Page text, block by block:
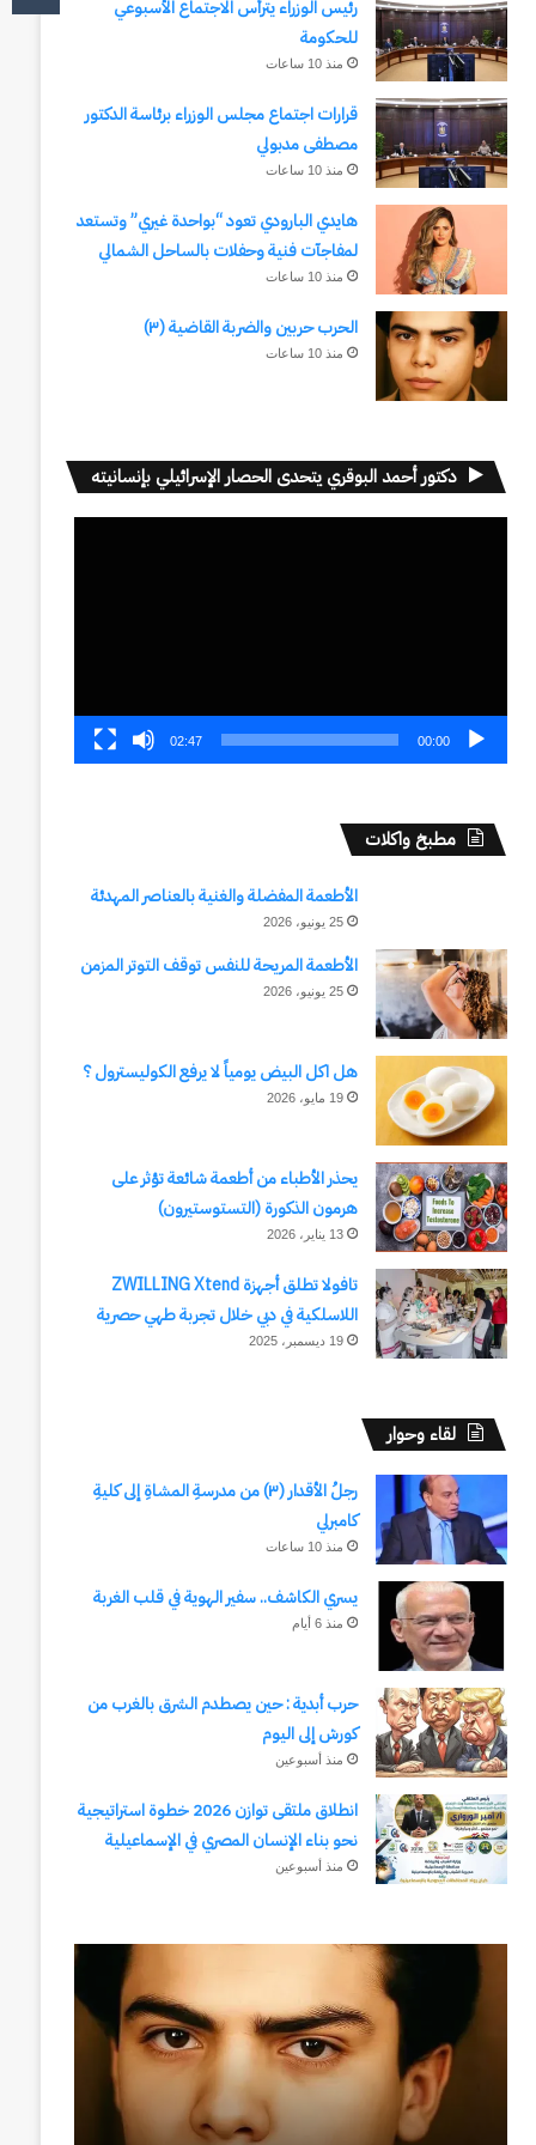
رئيس الوزراء يترأس الاجتماع الأسبوعي
للحكومة
منذ 10 ساعات
قرارات اجتماع مجلس الوزراء برئاسة الدكتور
مصطفى مدبولي
منذ 10 ساعات
هايدي البارودي تعود “بواحدة غيري” وتستعد
لمفاجآت فنية وحفلات بالساحل الشمالي
منذ 10 ساعات
الحرب حربين والضربة القاضية (٣)
منذ 10 ساعات
دكتور أحمد البوقري يتحدى الحصار الإسرائيلي بإنسانيته
00:00
02:47
مطبخ واكلات
الأطعمة المفضلة والغنية بالعناصر المهدئة
25 يونيو، 2026
الأطعمة المريحة للنفس توقف التوتر المزمن
25 يونيو، 2026
هل اكل البيض يومياً لا يرفع الكوليسترول ؟
19 مايو، 2026
يحذر الأطباء من أطعمة شائعة تؤثر على
هرمون الذكورة (التستوستيرون)
13 يناير، 2026
تافولا تطلق أجهزة ZWILLING Xtend
اللاسلكية في دبي خلال تجربة طهي حصرية
19 ديسمبر، 2025
لقاء وحوار
رجلُ الأقدار (٣) من مدرسةِ المشاةِ إلى كليةِ
كامبرلي
منذ 10 ساعات
يسري الكاشف.. سفير الهوية في قلب الغربة
منذ 6 أيام
حرب أبدية : حين يصطدم الشرق بالغرب من
كورش إلى اليوم
منذ أسبوعين
انطلاق ملتقى توازن 2026 خطوة استراتيجية
نحو بناء الإنسان المصري في الإسماعيلية
منذ أسبوعين
مدرسةِ